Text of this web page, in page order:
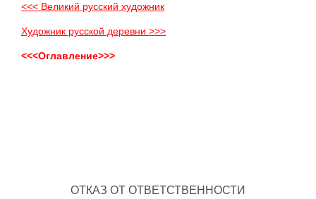
<<< Великий русский художник
Художник русской деревни >>>
<<<Оглавление>>>
ОТКАЗ ОТ ОТВЕТСТВЕННОСТИ